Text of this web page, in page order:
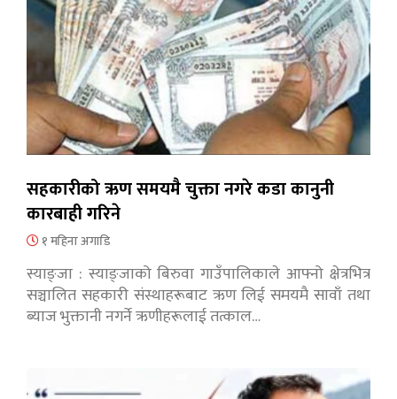
सहकारीको ऋण समयमै चुक्ता नगरे कडा कानुनी
कारबाही गरिने
१ महिना अगाडि
स्याङ्जा : स्याङ्जाको बिरुवा गाउँपालिकाले आफ्नो क्षेत्रभित्र
सञ्चालित सहकारी संस्थाहरूबाट ऋण लिई समयमै सावाँ तथा
ब्याज भुक्तानी नगर्ने ऋणीहरूलाई तत्काल…